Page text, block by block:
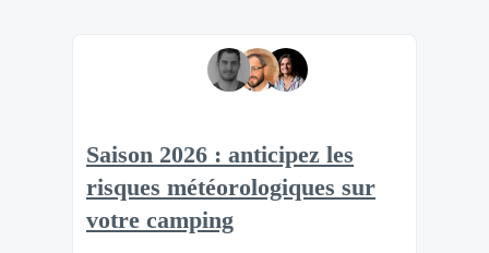
Saison 2026 : anticipez les
risques météorologiques sur
votre camping